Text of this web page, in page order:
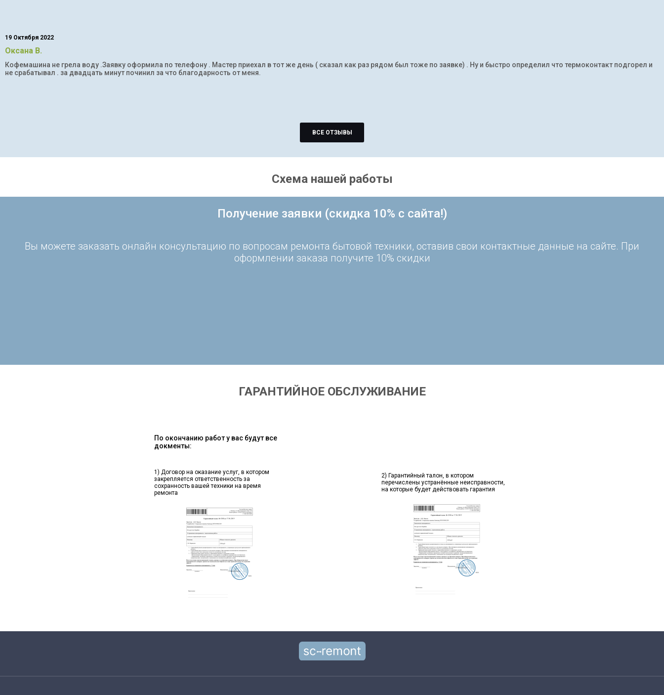
19 Октября 2022
Оксана В.
Кофемашина не грела воду .Заявку оформила по телефону . Мастер приехал в тот же день ( сказал как раз рядом был тоже по заявке) . Ну и быстро определил что термоконтакт подгорел и
не срабатывал . за двадцать минут починил за что благодарность от меня.
ВСЕ ОТЗЫВЫ
Схема нашей работы
Получение заявки (скидка 10% с сайта!)
Вы можете заказать онлайн консультацию по вопросам ремонта бытовой техники, оставив свои контактные данные на сайте. При
оформлении заказа получите 10% скидки
ГАРАНТИЙНОЕ ОБСЛУЖИВАНИЕ
По окончанию работ у вас будут все
докменты:
1) Договор на оказание услуг, в котором
закрепляется ответственность за
сохранность вашей техники на время
ремонта
2) Гарантийный талон, в котором
перечислены устранённые неисправности,
на которые будет действовать гарантия